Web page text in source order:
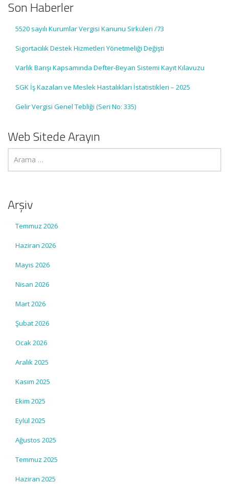
Son Haberler
5520 sayılı Kurumlar Vergisi Kanunu Sirküleri /73
Sigortacılık Destek Hizmetleri Yönetmeliği Değişti
Varlık Barışı Kapsamında Defter-Beyan Sistemi Kayıt Kılavuzu
SGK İş Kazaları ve Meslek Hastalıkları İstatistikleri – 2025
Gelir Vergisi Genel Tebliği (Seri No: 335)
Web Sitede Arayın
Arşiv
Temmuz 2026
Haziran 2026
Mayıs 2026
Nisan 2026
Mart 2026
Şubat 2026
Ocak 2026
Aralık 2025
Kasım 2025
Ekim 2025
Eylül 2025
Ağustos 2025
Temmuz 2025
Haziran 2025